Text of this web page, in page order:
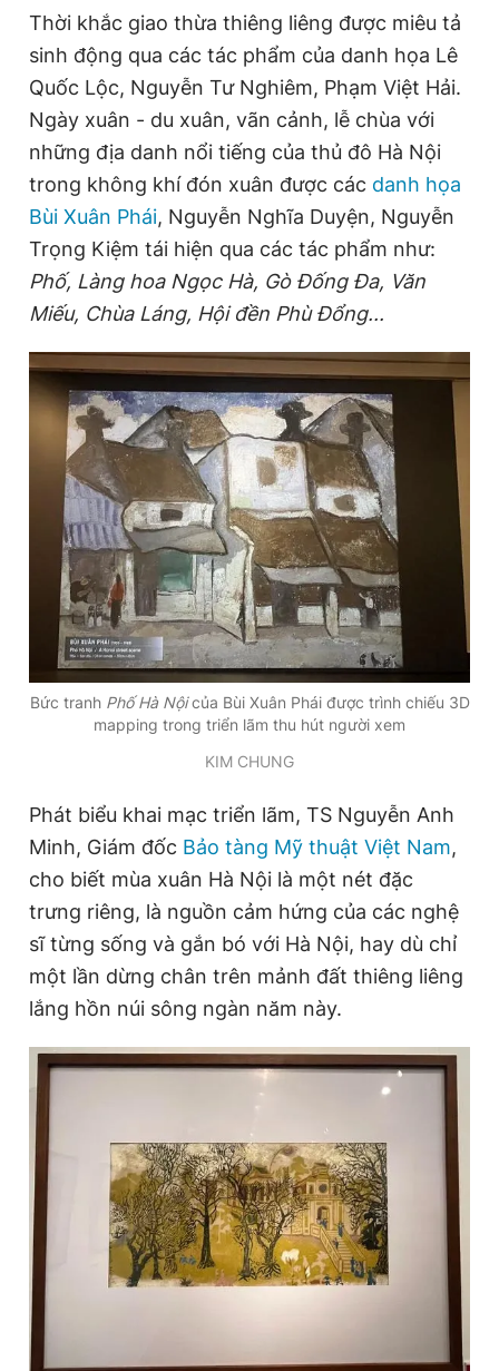
Theo dõi báo trên
Hotline
0906 645 777
Liên hệ quảng cáo
0908 780 404
Tổng biên tập: Nguyễn Ngọc Toàn
Phó tổng biên tập thường trực: Hải Thành
Phó tổng biên tập: Lâm Hiếu Dũng
Tổng thư ký tòa soạn: Đức Trung
Giấy phép xuất bản số 110/GP - BTTTT cấp ngày 24.3.2020
© 2003-2026 Bản quyền thuộc về Báo Thanh Niên. Cấm sao
chép dưới mọi hình thức nếu không có sự chấp thuận bằng văn
bản. Phát triển bởi ePi Technologies, JSC.
Thời khắc giao thừa thiêng liêng được miêu tả
sinh động qua các tác phẩm của danh họa Lê
Quốc Lộc, Nguyễn Tư Nghiêm, Phạm Việt Hải.
Ngày xuân - du xuân, vãn cảnh, lễ chùa với
những địa danh nổi tiếng của thủ đô Hà Nội
trong không khí đón xuân được các danh họa
Bùi Xuân Phái, Nguyễn Nghĩa Duyện, Nguyễn
Trọng Kiệm tái hiện qua các tác phẩm như:
Phố, Làng hoa Ngọc Hà, Gò Đống Đa, Văn
Miếu, Chùa Láng, Hội đền Phù Đổng...
Bức tranh Phố Hà Nộicủa Bùi Xuân Phái được trình chiếu 3D
mapping trong triển lãm thu hút người xem
KIM CHUNG
Phát biểu khai mạc triển lãm, TS Nguyễn Anh
Minh, Giám đốc Bảo tàng Mỹ thuật Việt Nam,
cho biết mùa xuân Hà Nội là một nét đặc
trưng riêng, là nguồn cảm hứng của các nghệ
sĩ từng sống và gắn bó với Hà Nội, hay dù chỉ
một lần dừng chân trên mảnh đất thiêng liêng
lắng hồn núi sông ngàn năm này.